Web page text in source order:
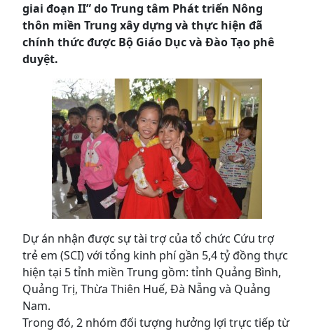
giai đoạn II” do Trung tâm Phát triển Nông
thôn miền Trung xây dựng và thực hiện đã
chính thức được Bộ Giáo Dục và Đào Tạo phê
duyệt.
Dự án nhận được sự tài trợ của tổ chức Cứu trợ
trẻ em (SCI) với tổng kinh phí gần 5,4 tỷ đồng thực
hiện tại 5 tỉnh miền Trung gồm: tỉnh Quảng Bình,
Quảng Trị, Thừa Thiên Huế, Đà Nẵng và Quảng
Nam.
Trong đó, 2 nhóm đối tượng hưởng lợi trực tiếp từ